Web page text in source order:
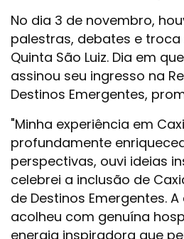
No dia 3 de novembro,
palestras, debates e troca
Quinta São Luiz. Dia em
assinou seu ingresso na
Destinos Emergentes,
"Minha experiência em
profundamente
perspectivas, ouvi ideias
celebrei a inclusão de
de Destinos Emergentes.
acolheu com genuína
energia inspiradora que